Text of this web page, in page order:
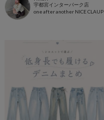
宇都宮インターパーク店
one after another NICE CLAUP